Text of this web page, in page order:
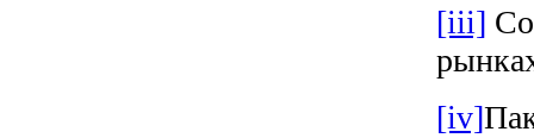
[iii]
[iv]